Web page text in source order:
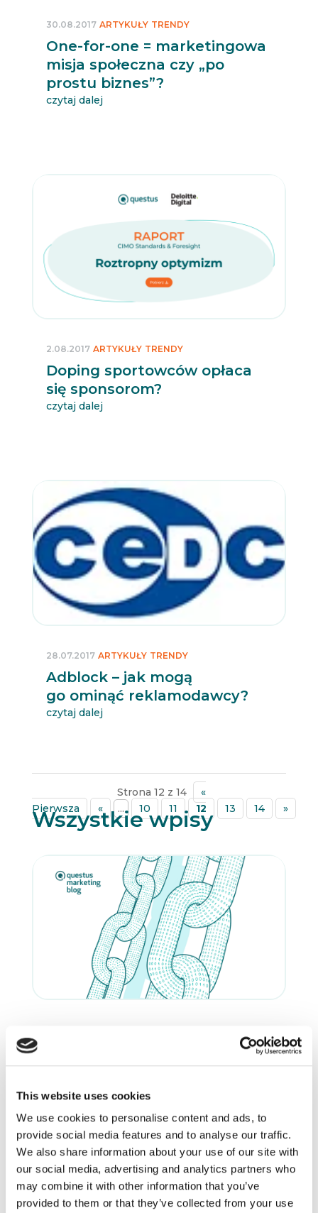
This website uses cookies
We use cookies to personalise content and ads, to
provide social media features and to analyse our traffic.
We also share information about your use of our site with
our social media, advertising and analytics partners who
may combine it with other information that you’ve
provided to them or that they’ve collected from your use
One-for-one = marketingowa
misja społeczna czy „po
prostu biznes”?
30.08.2017 ARTYKUŁY TRENDY
czytaj dalej
Doping sportowców opłaca
się sponsorom?
2.08.2017 ARTYKUŁY TRENDY
czytaj dalej
Adblock – jak mogą
go ominąć reklamodawcy?
28.07.2017 ARTYKUŁY TRENDY
czytaj dalej
Strona 12 z 14
«
Pierwsza
« ... 10 11 12 13 14 »
Wszystkie wpisy
technologia
TRENDY
czytaj dalej